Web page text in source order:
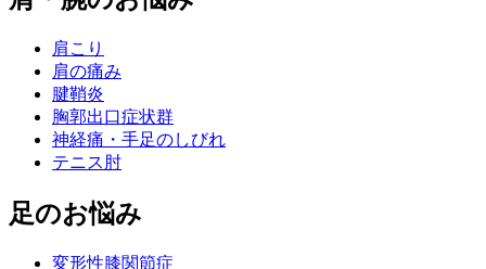
肩こり
肩の痛み
腱鞘炎
胸郭出口症状群
神経痛・手足のしびれ
テニス肘
足のお悩み
変形性膝関節症